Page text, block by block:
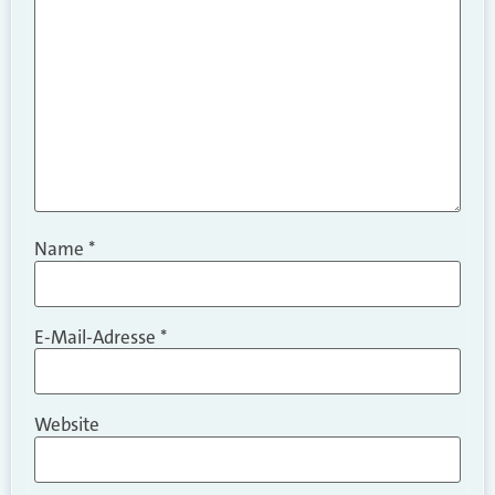
Name *
E-Mail-Adresse *
Website